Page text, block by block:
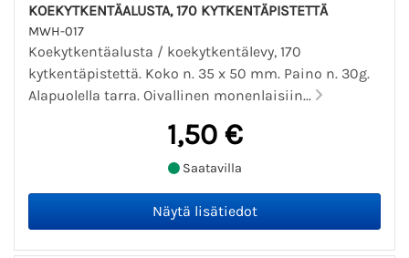
KOEKYTKENTÄALUSTA, 170 KYTKENTÄPISTETTÄ
MWH-017
Koekytkentäalusta / koekytkentälevy, 170
kytkentäpistettä. Koko n. 35 x 50 mm. Paino n. 30g.
Alapuolella tarra. Oivallinen monenlaisiin...
1,50 €
Saatavilla